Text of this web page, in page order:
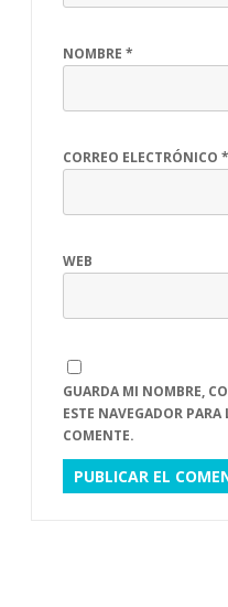
NOMBRE *
CORREO ELECTRÓNICO *
WEB
GUARDA MI NOMBRE,
ESTE NAVEGADOR
COMENTE.